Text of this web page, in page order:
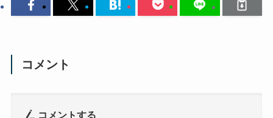
コメント
コメントする